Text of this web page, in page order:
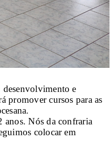
desenvolvimento e
promover cursos para as
anos. Nós da confraria
colocar em